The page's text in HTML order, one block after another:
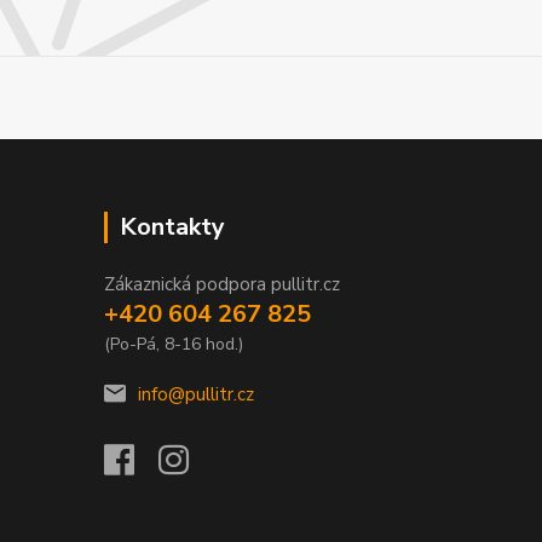
Kontakty
Zákaznická podpora pullitr.cz
+420 604 267 825
(Po-Pá, 8-16 hod.)
info@pullitr.cz